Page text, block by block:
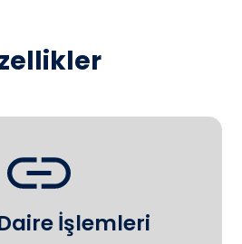
İşlemleri